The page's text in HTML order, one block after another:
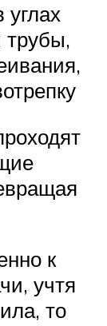
углах
трубы,
к
учтя
то